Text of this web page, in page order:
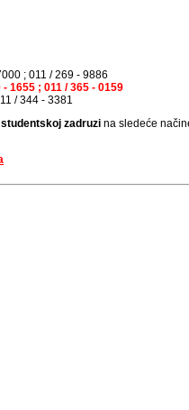
; 011 / 269 - 9886
1655 ; 011 / 365 - 0159
/ 344 - 3381
zadruzi na sledeće